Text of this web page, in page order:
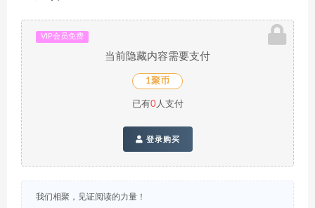
VIP会员免费
当前隐藏内容需要支付
1聚币
已有0人支付
登录购买
我们相聚，见证阅读的力量！